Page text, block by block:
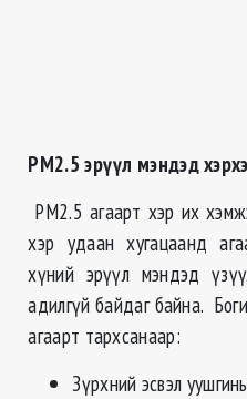
РМ2.5 эрүүл мэндэд
РМ2.5 агаарт хэр их
хэр удаан хугацаанд
хүний эрүүл мэндэд
адилгүй байдаг байна.
агаарт тархсанаар:
Зүрхний эсвэл уушгины